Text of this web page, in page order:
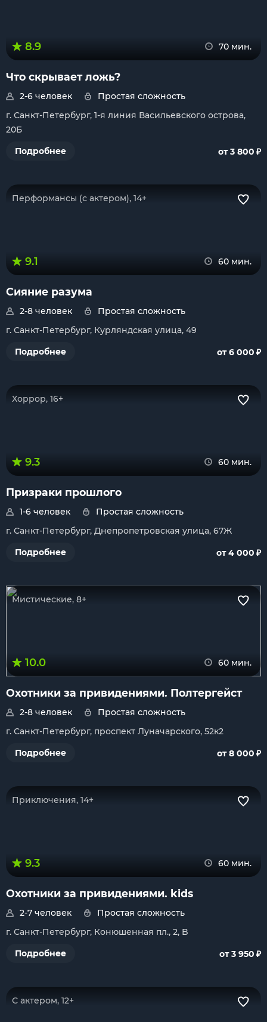
8.9 70 мин.
Что скрывает ложь?
2-6 человек
Простая сложность
г. Санкт-Петербург, 1-я линия Васильевского острова,
20Б
Подробнее
от 3 800 ₽
Перформансы (с актером), 14+
9.1 60 мин.
Сияние разума
2-8 человек
Простая сложность
г. Санкт-Петербург, Курляндская улица, 49
Подробнее
от 6 000 ₽
Хоррор, 16+
9.3 60 мин.
Призраки прошлого
1-6 человек
Простая сложность
г. Санкт-Петербург, Днепропетровская улица, 67Ж
Подробнее
от 4 000 ₽
Мистические, 8+
10.0 60 мин.
Охотники за привидениями. Полтергейст
2-8 человек
Простая сложность
г. Санкт-Петербург, проспект Луначарского, 52к2
Подробнее
от 8 000 ₽
Приключения, 14+
9.3 60 мин.
Охотники за привидениями. kids
2-7 человек
Простая сложность
г. Санкт-Петербург, Конюшенная пл., 2, B
Подробнее
от 3 950 ₽
С актером, 12+